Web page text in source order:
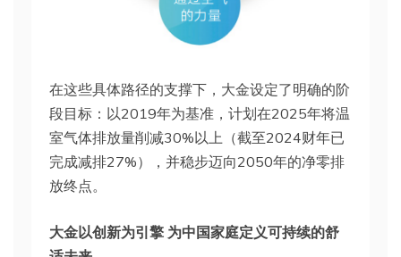
在这些具体路径的支撑下，大金设定了明确的阶
段目标：以2019年为基准，计划在2025年将温
室气体排放量削减30%以上（截至2024财年已
完成减排27%），并稳步迈向2050年的净零排
放终点。
大金以创新为引擎 为中国家庭定义可持续的舒